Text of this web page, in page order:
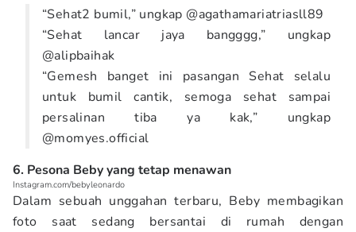
“Sehat2 bumil,” ungkap @agathamariatriasll89
“Sehat lancar jaya bangggg,” ungkap
@alipbaihak
“Gemesh banget ini pasangan Sehat selalu
untuk bumil cantik, semoga sehat sampai
persalinan tiba ya kak,” ungkap
@momyes.official
6. Pesona Beby yang tetap menawan
Instagram.com/bebyleonardo
Dalam sebuah unggahan terbaru, Beby membagikan
foto saat sedang bersantai di rumah dengan